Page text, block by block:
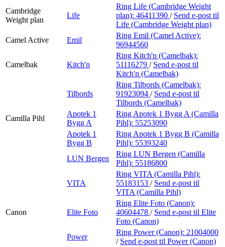
Cambridge
Weight plan
Life
Ring Life (Cambridge Weight
plan): 46411390 / Send e-post til
Life (Cambridge Weight plan)
Camel Active
Emil
Ring Emil (Camel Active):
96944560
Camelbak Kitch'n
Ring Kitch'n (Camelbak):
51116279 / Send e-post til
Kitch'n (Camelbak)
Tilbords
Ring Tilbords (Camelbak):
91923094 / Send e-post til
Tilbords (Camelbak)
Camilla Pihl
Apotek 1
Bygg A
Ring Apotek 1 Bygg A (Camilla
Pihl): 55253090
Apotek 1
Bygg B
Ring Apotek 1 Bygg B (Camilla
Pihl): 55393240
LUN Bergen
Ring LUN Bergen (Camilla
Pihl): 55186800
VITA
Ring VITA (Camilla Pihl):
55183153 / Send e-post til
VITA (Camilla Pihl)
Canon Elite Foto
Ring Elite Foto (Canon):
40604478 / Send e-post til Elite
Foto (Canon)
Power
Ring Power (Canon): 21004000
/ Send e-post til Power (Canon)